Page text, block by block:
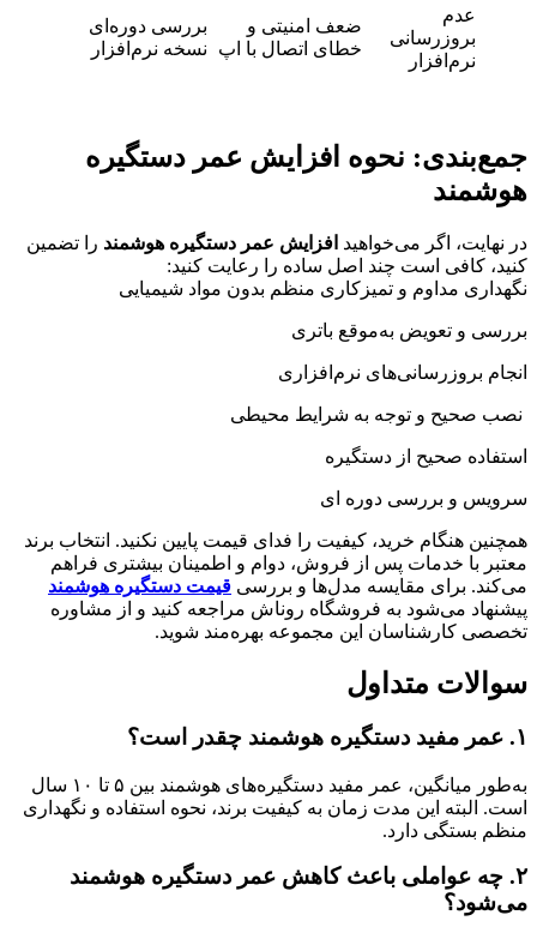
عدم
بروزرسانی
نرم‌افزار
ضعف امنیتی و
خطای اتصال با اپ
بررسی دوره‌ای
نسخه نرم‌افزار
جمع‌بندی: نحوه افزایش عمر دستگیره
هوشمند
در نهایت، اگر می‌خواهید افزایش عمر دستگیره هوشمند را تضمین
کنید، کافی است چند اصل ساده را رعایت کنید:
نگهداری مداوم و تمیزکاری منظم بدون مواد شیمیایی
بررسی و تعویض به‌موقع باتری
انجام بروزرسانی‌های نرم‌افزاری
نصب صحیح و توجه به شرایط محیطی
استفاده صحیح از دستگیره
سرویس و بررسی دوره ای
همچنین هنگام خرید، کیفیت را فدای قیمت پایین نکنید. انتخاب برند
معتبر با خدمات پس از فروش، دوام و اطمینان بیشتری فراهم
می‌کند. برای مقایسه مدل‌ها و بررسی قیمت دستگیره هوشمند
پیشنهاد می‌شود به فروشگاه روناش مراجعه کنید و از مشاوره
تخصصی کارشناسان این مجموعه بهره‌مند شوید.
سوالات متداول
۱. عمر مفید دستگیره هوشمند چقدر است؟
به‌طور میانگین، عمر مفید دستگیره‌های هوشمند بین ۵ تا ۱۰ سال
است. البته این مدت زمان به کیفیت برند، نحوه استفاده و نگهداری
منظم بستگی دارد.
۲. چه عواملی باعث کاهش عمر دستگیره هوشمند
می‌شود؟